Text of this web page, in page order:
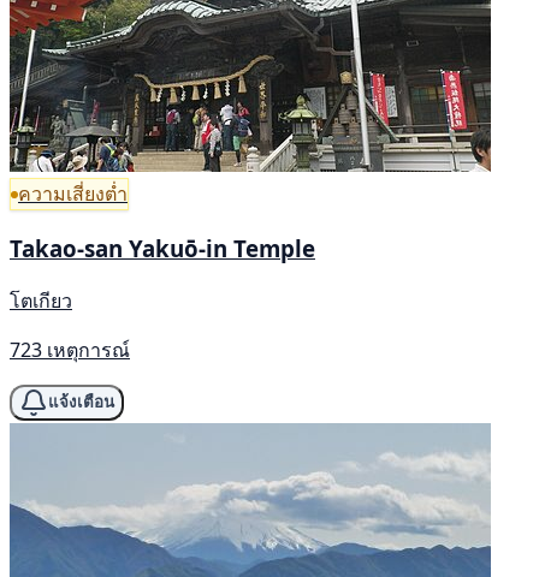
ความเสี่ยงต่ำ
Takao-san Yakuō-in Temple
โตเกียว
723 เหตุการณ์
แจ้งเตือน